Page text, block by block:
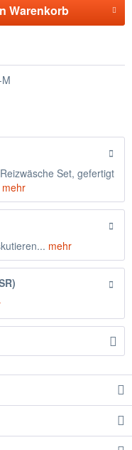
Warenkorb
Set, gefertigt
mehr
mehr